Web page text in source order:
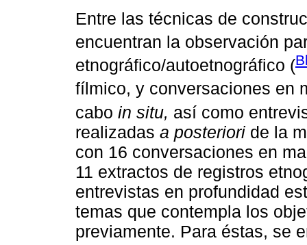
Entre las técnicas de
encuentran la observación
etnográfico/autoetnográfico (
fílmico, y conversaciones en
cabo in situ, así como
realizadas a posteriori de la
con 16 conversaciones en
11 extractos de registros
entrevistas en profundidad
temas que contempla los
previamente. Para éstas, se